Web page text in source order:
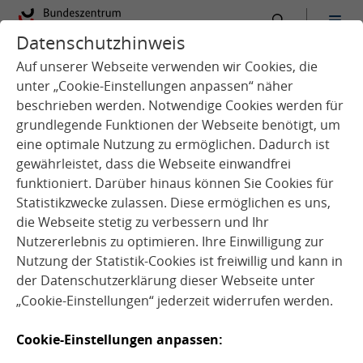
Datenschutzhinweis
Auf unserer Webseite verwenden wir Cookies, die
unter „Cookie-Einstellungen anpassen“ näher
beschrieben werden. Notwendige Cookies werden für
grundlegende Funktionen der Webseite benötigt, um
eine optimale Nutzung zu ermöglichen. Dadurch ist
gewährleistet, dass die Webseite einwandfrei
funktioniert. Darüber hinaus können Sie Cookies für
Statistikzwecke zulassen. Diese ermöglichen es uns,
die Webseite stetig zu verbessern und Ihr
Nutzererlebnis zu optimieren. Ihre Einwilligung zur
Nutzung der Statistik-Cookies ist freiwillig und kann in
der Datenschutzerklärung dieser Webseite unter
„Cookie-Einstellungen“ jederzeit widerrufen werden.
Cookie-Einstellungen anpassen:
: